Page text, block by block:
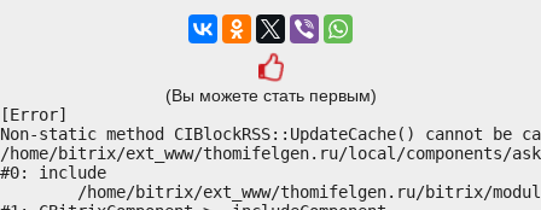
(Вы можете стать первым)
[Error]
Non-static method CIBlockRSS::UpdateCache() cannot
/home/bitrix/ext_www/thomifelgen.ru/local/components/
#0: include